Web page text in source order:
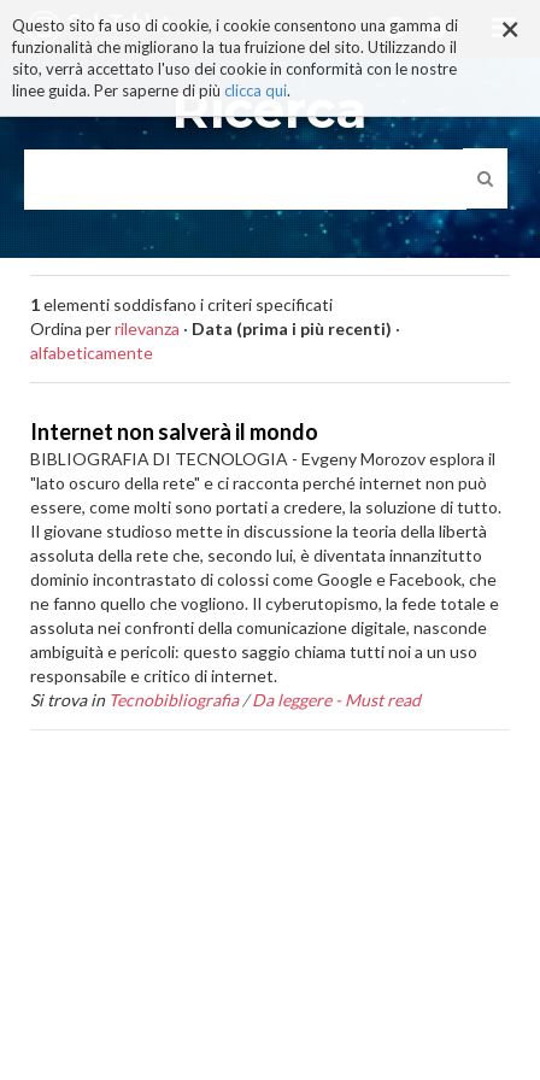
×
Questo sito fa uso di cookie, i cookie consentono una gamma di
funzionalità che migliorano la tua fruizione del sito. Utilizzando il
sito, verrà accettato l'uso dei cookie in conformità con le nostre
linee guida. Per saperne di più clicca qui.
ai
contenuti.
|
alla
navigazione
Ricerca
1elementi soddisfano i criteri specificati
Ordina perrilevanza · Data (prima i più recenti) ·
alfabeticamente
Internet non salverà il mondo
BIBLIOGRAFIA DI TECNOLOGIA - Evgeny Morozov esplora il
"lato oscuro della rete" e ci racconta perché internet non può
essere, come molti sono portati a credere, la soluzione di tutto.
Il giovane studioso mette in discussione la teoria della libertà
assoluta della rete che, secondo lui, è diventata innanzitutto
dominio incontrastato di colossi come Google e Facebook, che
ne fanno quello che vogliono. Il cyberutopismo, la fede totale e
assoluta nei confronti della comunicazione digitale, nasconde
ambiguità e pericoli: questo saggio chiama tutti noi a un uso
responsabile e critico di internet.
Si trova in Tecnobibliografia /Da leggere - Must read